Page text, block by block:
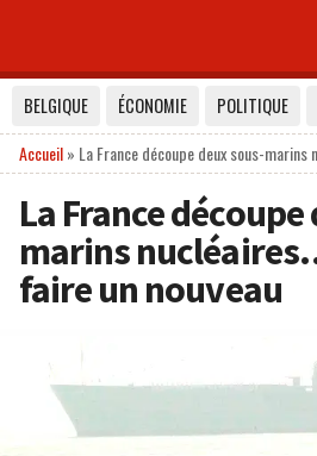
BELGIQUE ÉCONOMIE POLITIQUE
Accueil» La France découpe deux sous-
La France
marins
faire un nouveau